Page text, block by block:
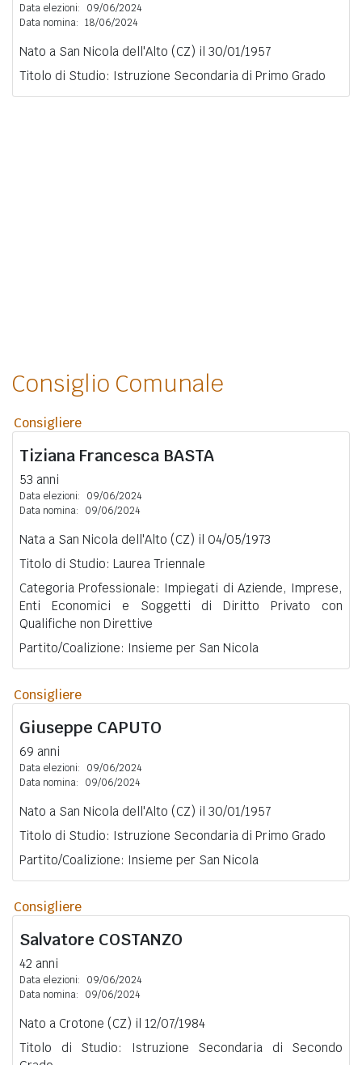
Data elezioni:
09/06/2024
Data nomina: 18/06/2024
Nato a San Nicola dell'Alto (CZ) il 30/01/1957
Titolo di Studio: Istruzione Secondaria di Primo Grado
Consiglio Comunale
Consigliere
Tiziana Francesca BASTA
53 anni
Data elezioni:
09/06/2024
Data nomina:
09/06/2024
Nata a San Nicola dell'Alto (CZ) il 04/05/1973
Titolo di Studio: Laurea Triennale
Categoria Professionale: Impiegati di Aziende, Imprese,
Enti Economici e Soggetti di Diritto Privato con
Qualifiche non Direttive
Partito/Coalizione: Insieme per San Nicola
Consigliere
Giuseppe CAPUTO
69 anni
Data elezioni:
09/06/2024
Data nomina:
09/06/2024
Nato a San Nicola dell'Alto (CZ) il 30/01/1957
Titolo di Studio: Istruzione Secondaria di Primo Grado
Partito/Coalizione: Insieme per San Nicola
Consigliere
Salvatore COSTANZO
42 anni
Data elezioni:
09/06/2024
Data nomina:
09/06/2024
Nato a Crotone (CZ) il 12/07/1984
Titolo di Studio: Istruzione Secondaria di Secondo